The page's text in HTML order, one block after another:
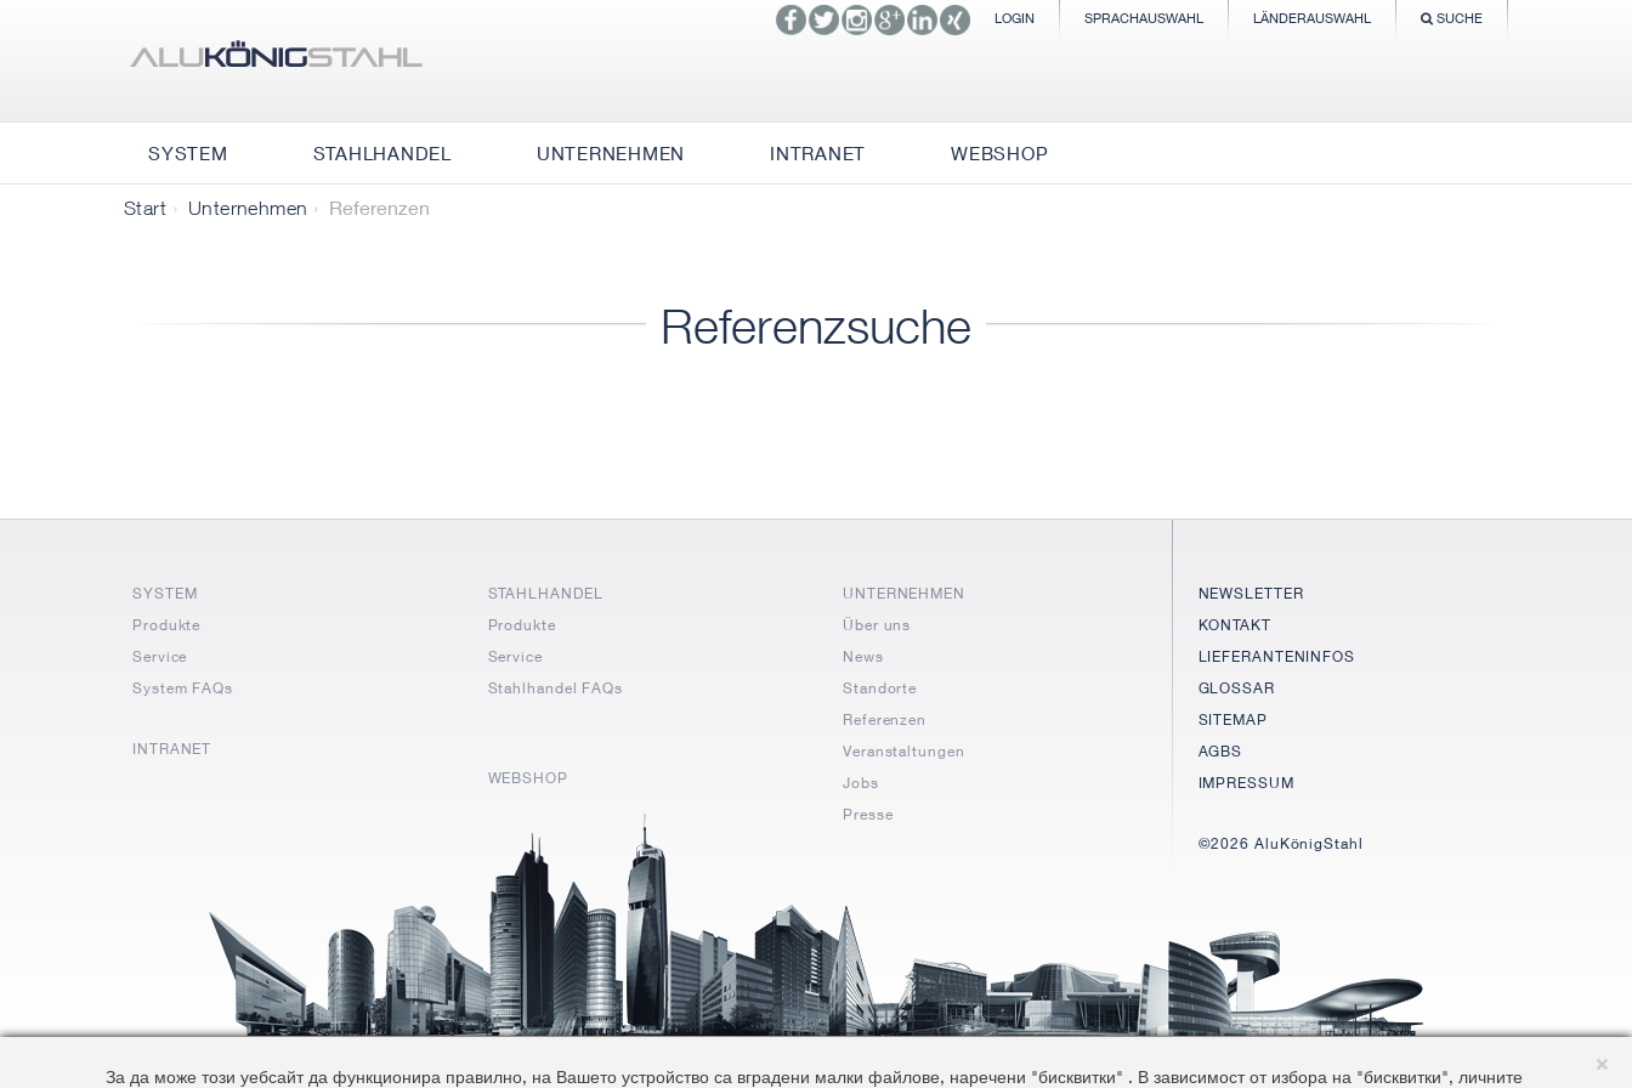
LOGIN SPRACHAUSWAHL LÄNDERAUSWAHL SUCHE
SYSTEM STAHLHANDEL UNTERNEHMEN INTRANET WEBSHOP
Start Unternehmen Referenzen
Referenzsuche
SYSTEM
Produkte
Service
System FAQs
INTRANET
STAHLHANDEL
Produkte
Service
Stahlhandel FAQs
WEBSHOP
UNTERNEHMEN
Über uns
News
Standorte
Referenzen
Veranstaltungen
Jobs
Presse
NEWSLETTER
KONTAKT
LIEFERANTENINFOS
GLOSSAR
SITEMAP
AGBS
IMPRESSUM
©2026 AluKönigStahl
За да може този уебсайт да функционира правилно, на Вашето устройство са вградени малки файлове, наречени "бисквитки" . В зависимост от избора на "бисквитки", личните